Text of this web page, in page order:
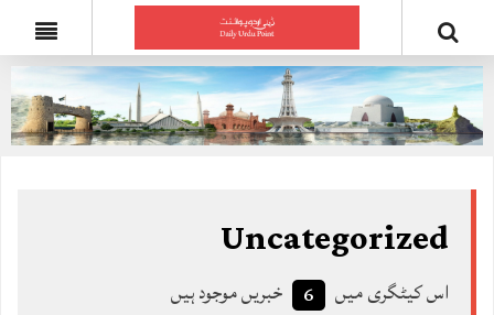
Uncategorized
اس کیٹگری میں 6 خبریں موجود ہیں